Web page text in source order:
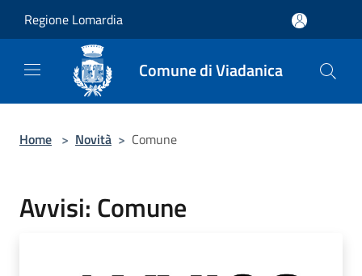
Regione Lomardia
Comune di Viadanica
Home > Novità > Comune
Avvisi: Comune